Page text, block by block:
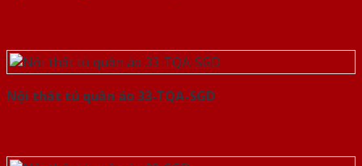
Nội thất tủ quần áo 33-TQA-SGD